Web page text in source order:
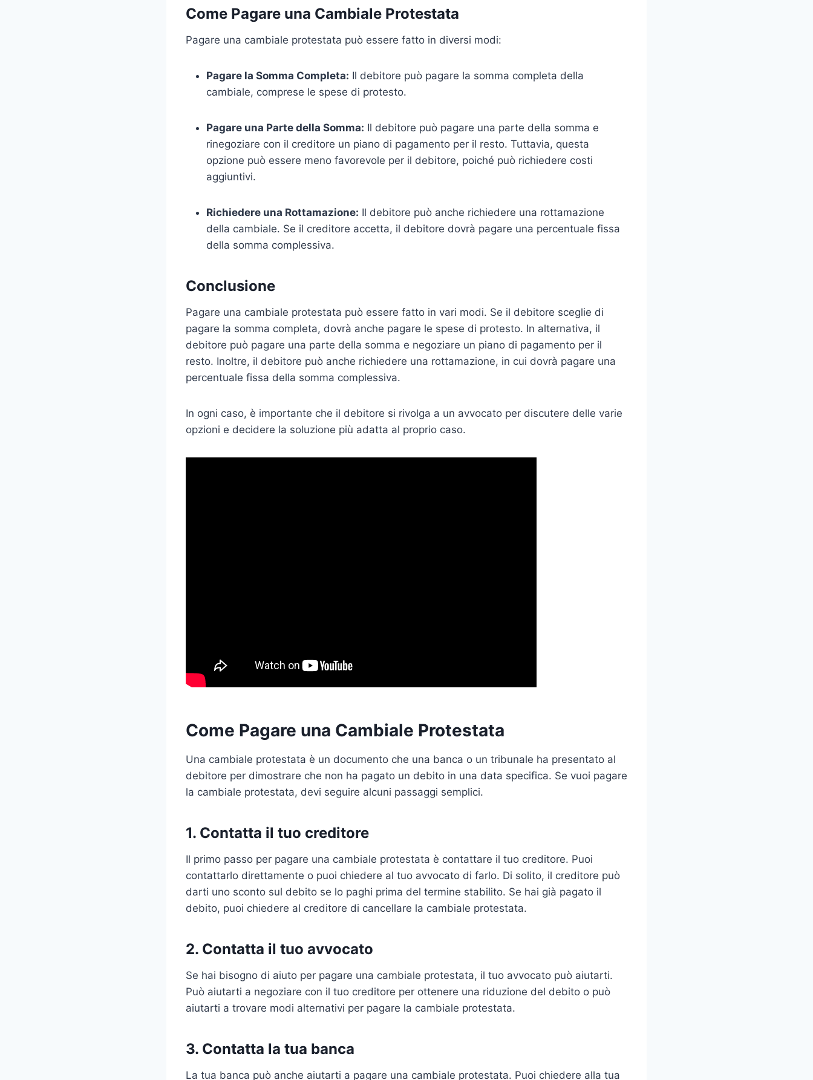
Come Pagare una Cambiale Protestata
Pagare una cambiale protestata può essere fatto in diversi modi:
Pagare la Somma Completa: Il debitore può pagare la somma completa della
cambiale, comprese le spese di protesto.
Pagare una Parte della Somma: Il debitore può pagare una parte della somma e
rinegoziare con il creditore un piano di pagamento per il resto. Tuttavia, questa
opzione può essere meno favorevole per il debitore, poiché può richiedere costi
aggiuntivi.
Richiedere una Rottamazione: Il debitore può anche richiedere una rottamazione
della cambiale. Se il creditore accetta, il debitore dovrà pagare una percentuale fissa
della somma complessiva.
Conclusione
Pagare una cambiale protestata può essere fatto in vari modi. Se il debitore sceglie di
pagare la somma completa, dovrà anche pagare le spese di protesto. In alternativa, il
debitore può pagare una parte della somma e negoziare un piano di pagamento per il
resto. Inoltre, il debitore può anche richiedere una rottamazione, in cui dovrà pagare una
percentuale fissa della somma complessiva.
In ogni caso, è importante che il debitore si rivolga a un avvocato per discutere delle varie
opzioni e decidere la soluzione più adatta al proprio caso.
Come Pagare una Cambiale Protestata
Una cambiale protestata è un documento che una banca o un tribunale ha presentato al
debitore per dimostrare che non ha pagato un debito in una data specifica. Se vuoi pagare
la cambiale protestata, devi seguire alcuni passaggi semplici.
1. Contatta il tuo creditore
Il primo passo per pagare una cambiale protestata è contattare il tuo creditore. Puoi
contattarlo direttamente o puoi chiedere al tuo avvocato di farlo. Di solito, il creditore può
darti uno sconto sul debito se lo paghi prima del termine stabilito. Se hai già pagato il
debito, puoi chiedere al creditore di cancellare la cambiale protestata.
2. Contatta il tuo avvocato
Se hai bisogno di aiuto per pagare una cambiale protestata, il tuo avvocato può aiutarti.
Può aiutarti a negoziare con il tuo creditore per ottenere una riduzione del debito o può
aiutarti a trovare modi alternativi per pagare la cambiale protestata.
3. Contatta la tua banca
La tua banca può anche aiutarti a pagare una cambiale protestata. Puoi chiedere alla tua